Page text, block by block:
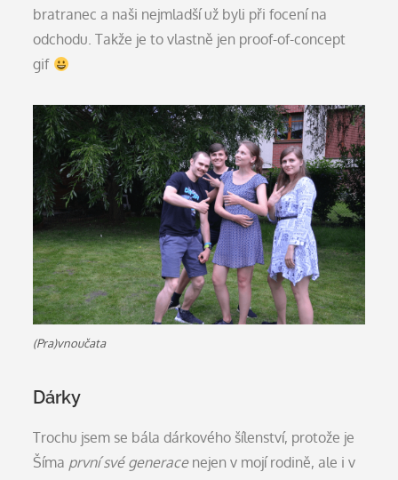
bratranec a naši nejmladší už byli při focení na
odchodu. Takže je to vlastně jen proof-of-concept
gif
(Pra)vnoučata
Dárky
Trochu jsem se bála dárkového šílenství, protože je
Šíma první své generacenejen v mojí rodině, ale i v